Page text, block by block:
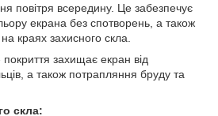
повітря всередину. Це забезпечує
екрана без спотворень, а також
на краях захисного скла.
захищає екран від
а також потрапляння бруду та
скла: